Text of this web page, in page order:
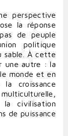
perspective
la réponse
de peuple
politique
sable. À cette
une autre : la
monde et en
croissance
civilisation
de puissance